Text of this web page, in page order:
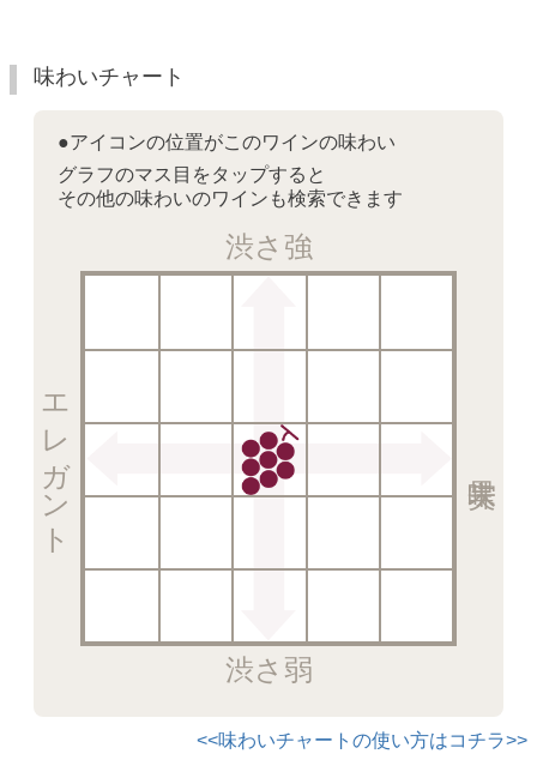
味わいチャート
●アイコンの位置がこのワインの味わい
グラフのマス目をタップすると
その他の味わいのワインも検索できます
渋さ強
渋さ弱
エレガント
<<味わいチャートの使い方はコチラ>>